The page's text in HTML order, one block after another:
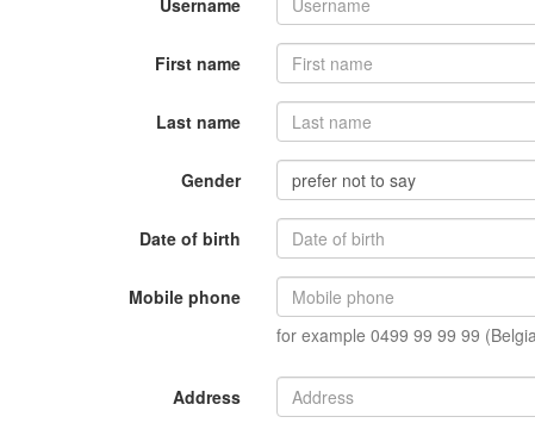
Username
First name
Last name
Gender prefer not to say
Date of birth
Mobile phone
for example 0499 99 99 99
Address